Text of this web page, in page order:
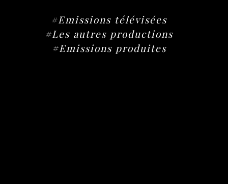
#Emissions télévisées
#Les autres productions
#Emissions produites